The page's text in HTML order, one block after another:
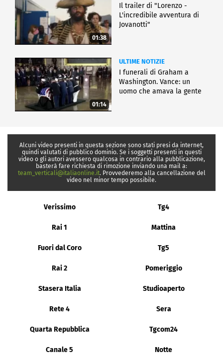
01:38
Il trailer di "Lorenzo -
L'incredibile avventura di
Jovanotti"
01:14
ULTIME NOTIZIE
I funerali di Graham a
Washington. Vance: un
uomo che amava la gente
Alcuni video presenti in questa sezione sono stati presi da internet,
quindi valutati di pubblico dominio. Se i soggetti presenti in questi
video o gli autori avessero qualcosa in contrario alla pubblicazione,
basterà fare richiesta di rimozione inviando una mail a:
team_verticali@italiaonline.it. Provvederemo alla cancellazione del
video nel minor tempo possibile.
Verissimo Tg4
Rai 1 Mattina
Fuori dal Coro Tg5
Rai 2 Pomeriggio
Stasera Italia Studioaperto
Rete 4 Sera
Quarta Repubblica Tgcom24
Canale 5 Notte